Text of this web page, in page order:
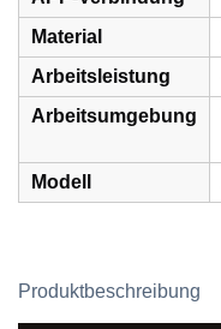
Material
Arbeitsleistung
Arbeitsumgebung
Modell
Produktbeschreibung